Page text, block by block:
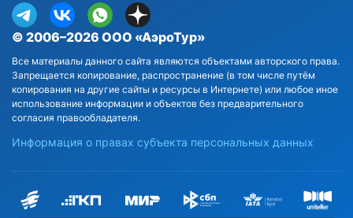
© 2006–2026 ООО «АэроТур»
Все материалы данного сайта являются объектами авторского права.
Запрещается копирование, распространение (в том числе путём
копирования на другие сайты и ресурсы в Интернете) или любое иное
использование информации и объектов без предварительного
согласия правообладателя.
Информация о правах субъекта персональных данных